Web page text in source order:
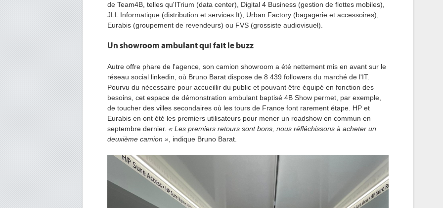
de Team4B , telles qu'ITrium (data center) , Digital 4 Business (gestion de flottes mobiles)
JLL Informatique (distribution et services It) , Urban Factory (bagagerie et accessoires)
Eurabis (groupement de revendeurs) ou FVS (grossiste audiovisuel)
Un showroom ambulant qui fait le buzz
Autre offre phare de l'agence, son camion showroom a été nettement mis en avant sur le
réseau social linkedin , où Bruno Barat dispose de 8 439 followers du marché de l'IT.
Pourvu du nécessaire pour accueillir du public et pouvant être équipé en fonction des
besoins, cet espace de démonstration ambulant baptisé 4B Show permet, par exemple,
de toucher des villes secondaires où les tours de France font rarement étape. HP et
Eurabis en ont été les premiers utilisateurs pour mener un roadshow en commun en
septembre dernier. « Les premiers retours sont bons, nous réfléchissons à acheter un
deuxième camion » , indique Bruno Barat